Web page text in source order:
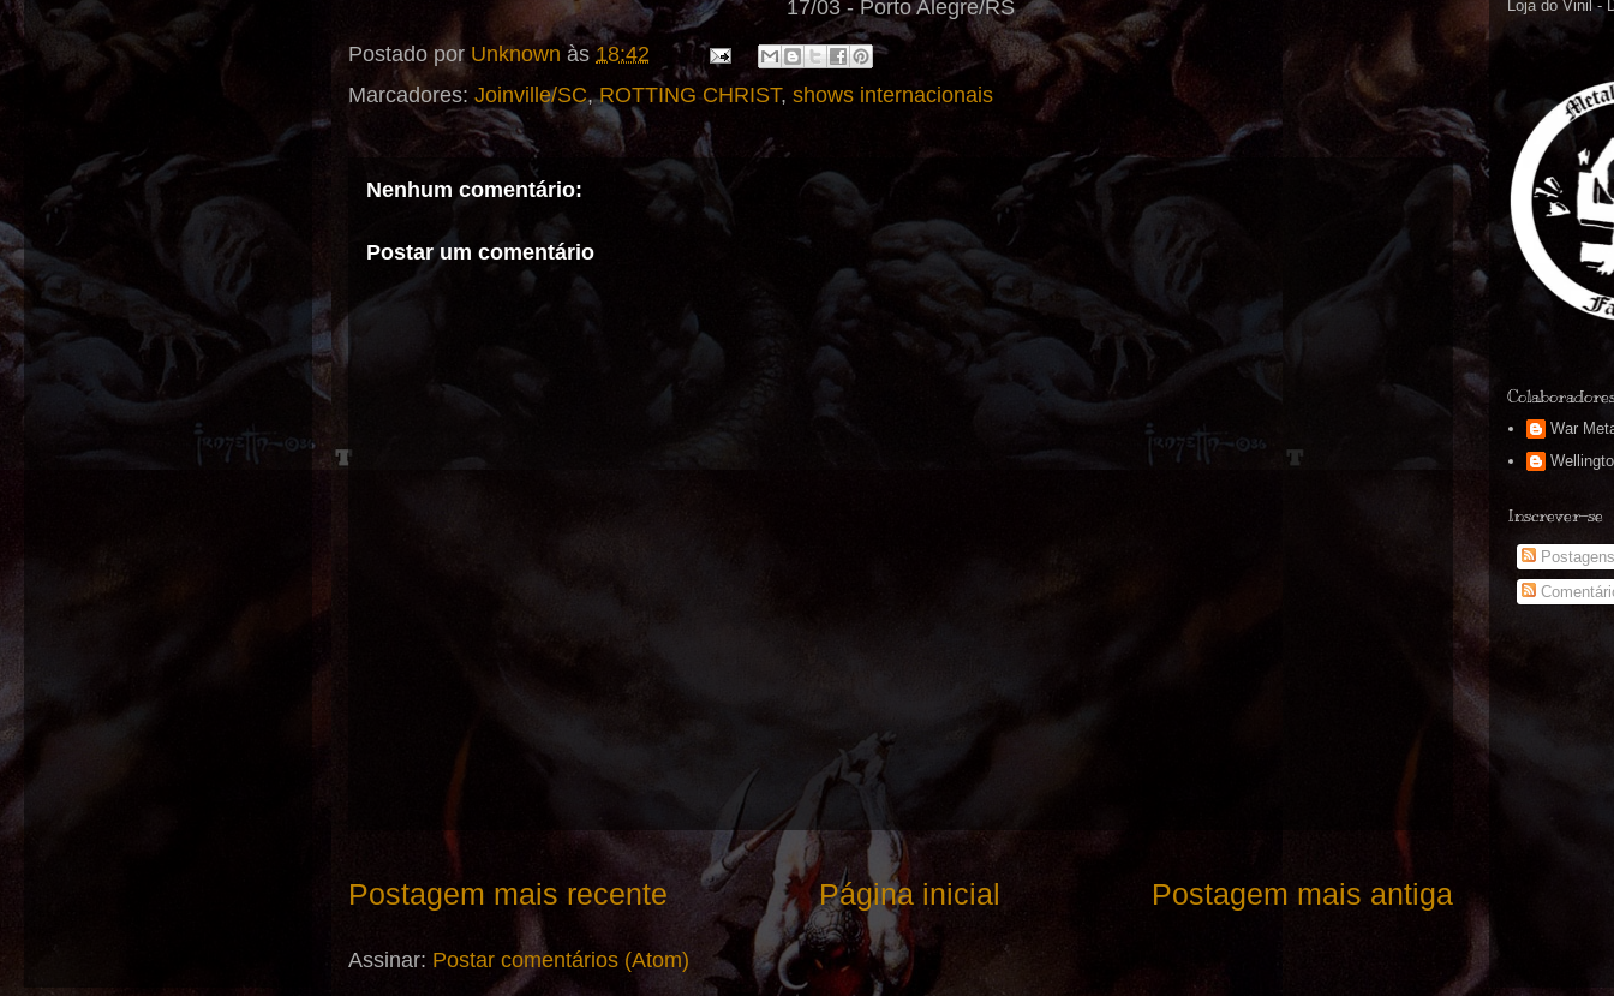
17/03 - Porto Alegre/RS
Postado por Unknown às 18:42
Marcadores: Joinville/SC,ROTTING CHRIST, shows internacionais
Nenhum comentário:
Postar um comentário
Postagem mais recente Postagem mais antiga
Página inicial
Assinar: Postar comentários (Atom)
Loja do Vinil -
War
Inscrever-se
Postagens